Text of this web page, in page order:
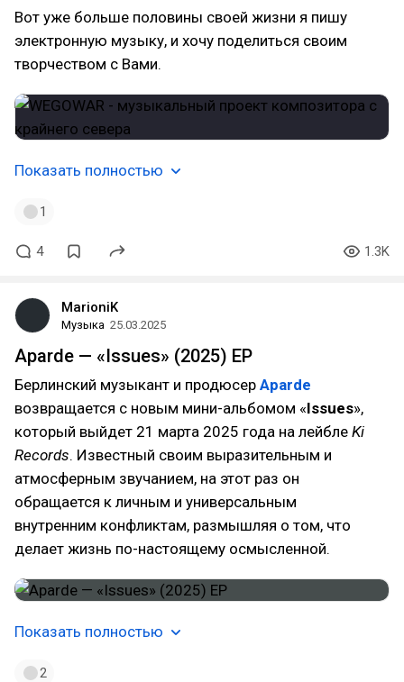
Вот уже больше половины своей жизни я пишу
электронную музыку, и хочу поделиться своим
творчеством с Вами.
Показать полностью
1
4 1.3K
MarioniK
Музыка 25.03.2025
Aparde — «Issues» (2025) EP
Берлинский музыкант и продюсер Aparde
возвращается с новым мини-альбомом «Issues»,
который выйдет 21 марта 2025 года на лейбле Ki
Records. Известный своим выразительным и
атмосферным звучанием, на этот раз он
обращается к личным и универсальным
внутренним конфликтам, размышляя о том, что
делает жизнь по-настоящему осмысленной.
Показать полностью
2